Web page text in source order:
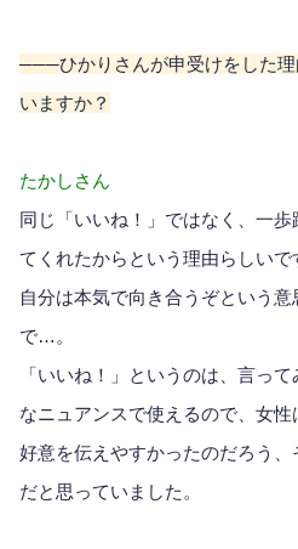
───ひかりさんが申受けをした
いますか？
たかしさん
同じ「いいね！」ではなく、一
てくれたからという理由らしいで
自分は本気で向き合うぞという
で…。
「いいね！」というのは、言っ
なニュアンスで使えるので、女
好意を伝えやすかったのだろう
だと思っていました。